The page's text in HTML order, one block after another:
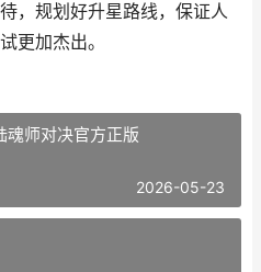
，规划好升星路线，保证人
更加杰出。
魂师对决官方正版
2026-05-23